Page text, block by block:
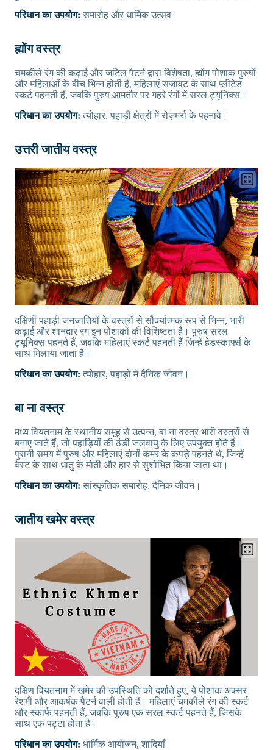
परिधान का उपयोग: समारोह और धार्मिक उत्सव।
ह्मोंग वस्त्र
चमकीले रंग की कढ़ाई और जटिल पैटर्न द्वारा विशेषता, ह्मोंग पोशाक पुरुषों
और महिलाओं के बीच भिन्न होती है, महिलाएं सजावट के साथ प्लीटेड
स्कर्ट पहनती हैं, जबकि पुरुष आमतौर पर गहरे रंगों में सरल ट्यूनिक्स।
परिधान का उपयोग: त्योहार, पहाड़ी क्षेत्रों में रोज़मर्रा के पहनावे।
उत्तरी जातीय वस्त्र
दक्षिणी पहाड़ी जनजातियों के वस्त्रों से सौंदर्यात्मक रूप से भिन्न, भारी
कढ़ाई और शानदार रंग इन पोशाकों की विशिष्टता है। पुरुष सरल
ट्यूनिक्स पहनते हैं, जबकि महिलाएं स्कर्ट पहनती हैं जिन्हें हेडस्कार्फ़्स के
साथ मिलाया जाता है।
परिधान का उपयोग: त्योहार, पहाड़ों में दैनिक जीवन।
बा ना वस्त्र
मध्य वियतनाम के स्थानीय समूह से उत्पन्न, बा ना वस्त्र भारी वस्त्रों से
बनाए जाते हैं, जो पहाड़ियों की ठंडी जलवायु के लिए उपयुक्त होते हैं।
पुरानी समय में पुरुष और महिलाएं दोनों कमर के कपड़े पहनते थे, जिन्हें
वेस्ट के साथ धातु के मोती और हार से सुशोभित किया जाता था।
परिधान का उपयोग: सांस्कृतिक समारोह, दैनिक जीवन।
जातीय खमेर वस्त्र
दक्षिण वियतनाम में खमेर की उपस्थिति को दर्शाते हुए, ये पोशाक अक्सर
रेशमी और आकर्षक पैटर्न वाली होती हैं। महिलाएं चमकीले रंग की स्कर्ट
और स्कार्फ पहनती हैं, जबकि पुरुष एक सरल स्कर्ट पहनते हैं, जिसके
साथ एक पट्टा होता है।
परिधान का उपयोग: धार्मिक आयोजन, शादियाँ।